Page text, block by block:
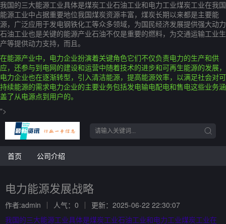
我国的三大能源工业具体是煤炭工业石油工业和电力工业煤炭工业在我国
能源工业中占据重要地位我国煤炭资源丰富，煤炭长期以来都是主要能
源，广泛应用于发电钢铁化工等众多领域，为国民经济发展提供强大动力
石油工业也是关键的能源产业石油不仅是重要的燃料，为交通运输工业生
产等提供动力支持，而且。
在能源产业中，电力企业扮演着关键角色它们不仅负责电力的生产和供
应，还参与到电网的建设和运营中随着技术的进步和可再生能源的发展，
电力企业也在逐渐转型，引入清洁能源，提高能源效率，以满足社会对可
持续能源的需求电力企业的主要业务包括发电输电配电和售电这些业务涵
盖了从电源点到用户的。
">
首页 公司介绍
电力能源发展战略
作者:admin 人气：0
更新：2025-06-22 22:30:07
我国的三大能源工业具体是煤炭工业石油工业和电力工业煤炭工业在